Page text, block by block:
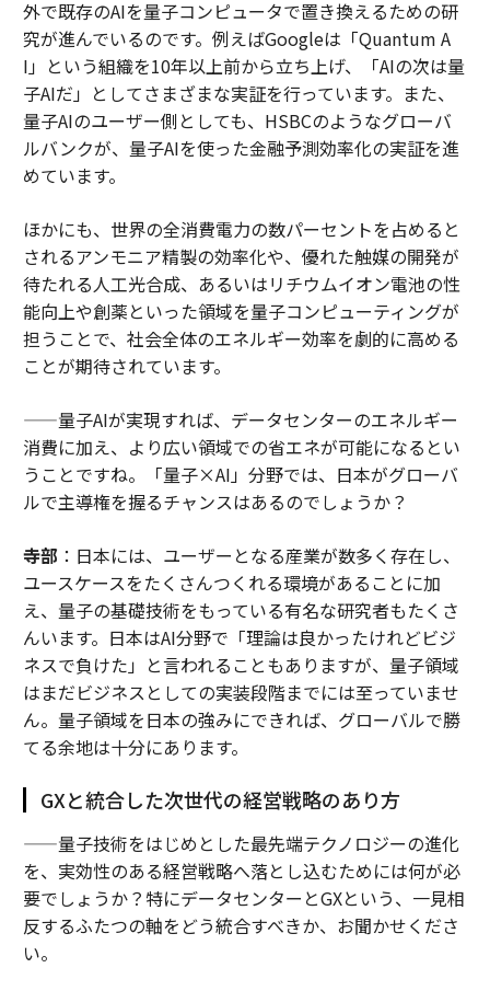
外で既存のAIを量子コンピュータで置き換えるための研
究が進んでいるのです。例えばGoogleは「Quantum A
I」という組織を10年以上前から立ち上げ、「AIの次は量
子AIだ」としてさまざまな実証を行っています。また、
量子AIのユーザー側としても、HSBCのようなグローバ
ルバンクが、量子AIを使った金融予測効率化の実証を進
めています。
ほかにも、世界の全消費電力の数パーセントを占めると
されるアンモニア精製の効率化や、優れた触媒の開発が
待たれる人工光合成、あるいはリチウムイオン電池の性
能向上や創薬といった領域を量子コンピューティングが
担うことで、社会全体のエネルギー効率を劇的に高める
ことが期待されています。
——量子AIが実現すれば、データセンターのエネルギー
消費に加え、より広い領域での省エネが可能になるとい
うことですね。「量子×AI」分野では、日本がグローバ
ルで主導権を握るチャンスはあるのでしょうか？
寺部 ：日本には、ユーザーとなる産業が数多く存在し、
ユースケースをたくさんつくれる環境があることに加
え、量子の基礎技術をもっている有名な研究者もたくさ
んいます。日本はAI分野で「理論は良かったけれどビジ
ネスで負けた」と言われることもありますが、量子領域
はまだビジネスとしての実装段階までには至っていませ
ん。量子領域を日本の強みにできれば、グローバルで勝
てる余地は十分にあります。
GXと統合した次世代の経営戦略のあり方
——量子技術をはじめとした最先端テクノロジーの進化
を、実効性のある経営戦略へ落とし込むためには何が必
要でしょうか？特にデータセンターとGXという、一見相
反するふたつの軸をどう統合すべきか、お聞かせくださ
い。